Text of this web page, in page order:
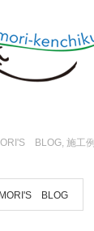
BLOG, 施工例
MORI'S BLOG